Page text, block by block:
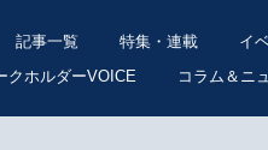
記事一覧 特集・連載
イ
クホルダーVOICE コラム＆ニ